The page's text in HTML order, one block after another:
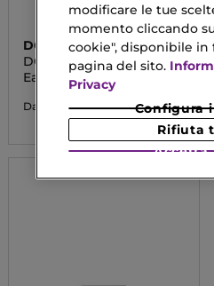
DOLCE&GABBANA
DOLCE MAGNOLIA
Eau De Parfum
Da 73,50 €
modificare le tue
momento cliccando
cookie", disponibile in
pagina del sito.
Privacy
Configura
Rifiuta